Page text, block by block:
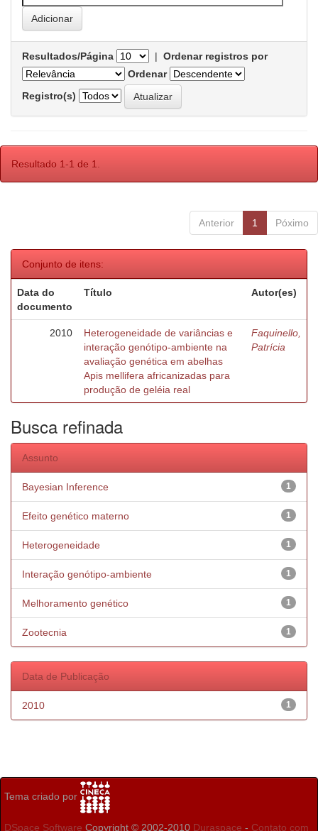
Resultados/Página | Ordenar registros por
Ordenar
Registro(s)
Resultado 1-1 de 1.
Anterior 1 Póximo
Conjunto de itens:
Data do
documento
Título Autor(es)
2010
Heterogeneidade de variâncias e
interação genótipo-ambiente na
avaliação genética em abelhas
Apis mellifera africanizadas para
produção de geléia real
Faquinello,
Patrícia
Busca refinada
Assunto
1
Bayesian Inference
1
Efeito genético materno
1
Heterogeneidade
1
Interação genótipo-ambiente
1
Melhoramento genético
1
Zootecnia
Data de Publicação
1
2010
Tema criado por
DSpace Software Copyright © 2002-2010 Duraspace - Contato com